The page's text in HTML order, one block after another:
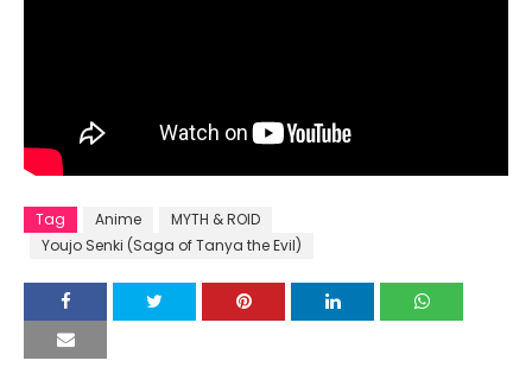
Tag Anime
MYTH & ROID
Youjo Senki (Saga of Tanya the Evil)